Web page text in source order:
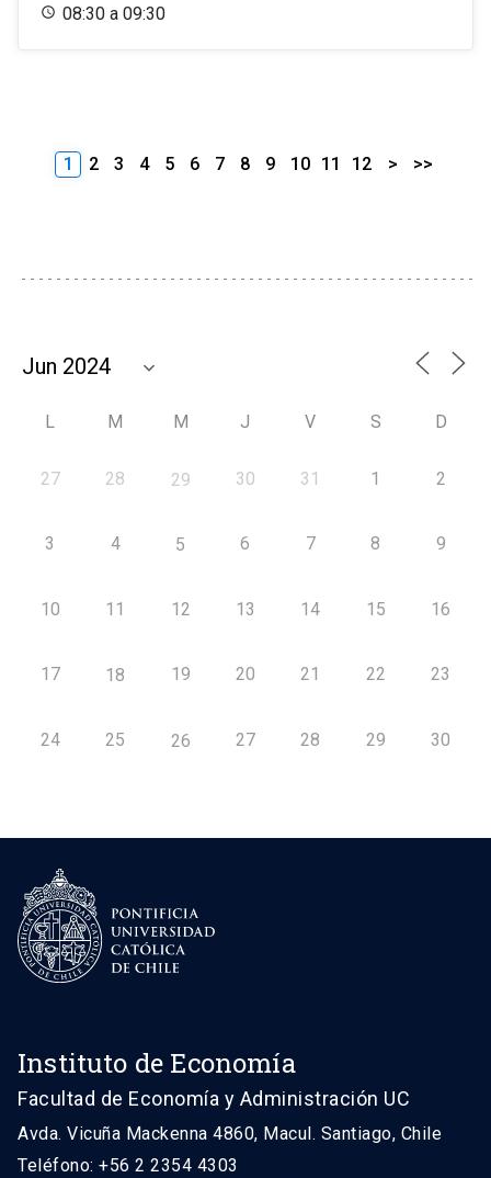
08:30 a 09:30
1 2 3 4 5 6 7 8 9 10 11 12 > >>
L M M J V S D
27 28 29 30 31 1 2
3 4 5 6 7 8 9
10 11 12 13 14 15 16
17 18 19 20 21 22 23
24 25 26 27 28 29 30
Instituto de Economía
Facultad de Economía y Administración UC
Avda. Vicuña Mackenna 4860, Macul. Santiago, Chile
Teléfono: +56 2 2354 4303